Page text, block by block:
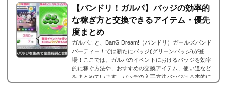
【バンドリ！ガルパ】バッジの効率的
な稼ぎ方と交換できるアイテム・優先
度まとめ
ガルパこと、BanG Dream!（バンドリ）ガールズバンド
パーティー！では新たにバッジ(グリーンバッジ)が登
場！ここでは、ガルパのイベントにおけるバッジを効率
的に稼ぐ方法や、おすすめの交換アイテム、使い道など
をまとめています。バッヂの入手方法バッジは基本的に